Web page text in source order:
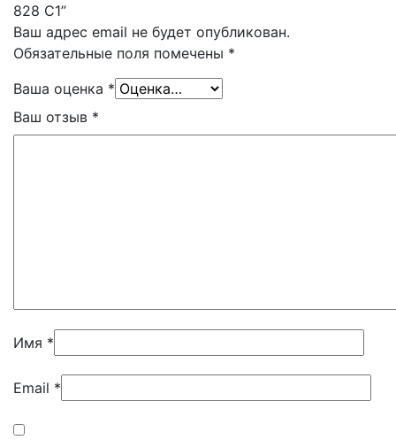
828 C1”
Ваш адрес email не будет опубликован.
Обязательные поля помечены *
Ваша оценка *
Ваш отзыв *
Имя *
Email *